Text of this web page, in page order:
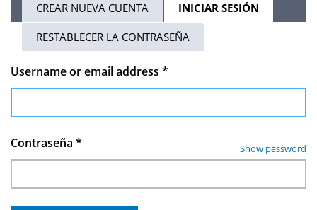
Solapas
principales
CREAR NUEVA CUENTA INICIAR SESIÓN
ACTIVA)
RESTABLECER LA CONTRASEÑA
Username or email address *
Contraseña * Show password